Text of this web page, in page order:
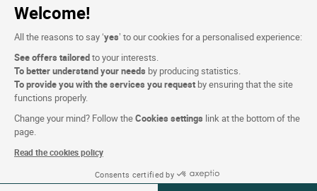
Welcome!
All the reasons to say ‘yes’ to our cookies for a personalised experience:
See offers tailoredto your interests.
To better understand your needs by producing statistics.
To provide you with the services you request by ensuring that the site
functions properly.
Change your mind? Follow theCookies settings link at the bottom of the
page.
Read the cookies policy
Consents certified by
Prenota un tavolo
Top Paesi
Top Regioni
Top Città
Top Hotel